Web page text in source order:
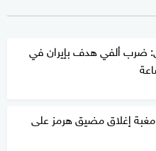
ضرب ألفي هدف بإيران في
إغلاق مضيق هرمز على